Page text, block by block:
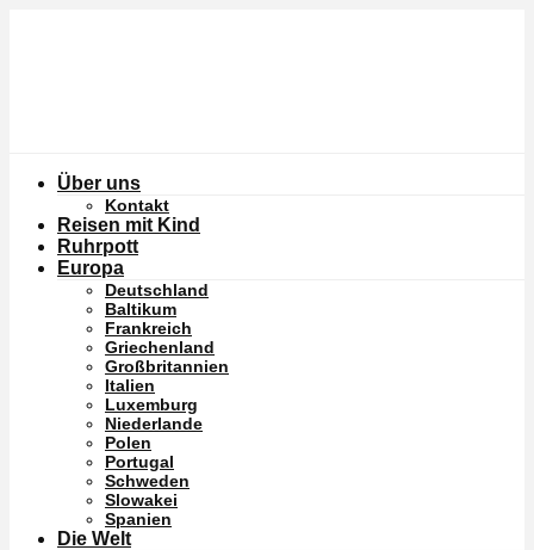
Über uns
Kontakt
Reisen mit Kind
Ruhrpott
Europa
Deutschland
Baltikum
Frankreich
Griechenland
Großbritannien
Italien
Luxemburg
Niederlande
Polen
Portugal
Schweden
Slowakei
Spanien
Die Welt